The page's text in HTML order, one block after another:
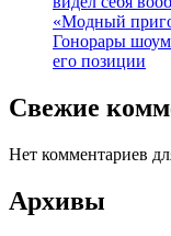
«Модный
Гонорары
его позиции
Свежие
Нет комментариев
Архивы